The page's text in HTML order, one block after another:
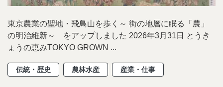
東京農業の聖地・飛鳥山を歩く～ 街の地層に眠る「農」
の明治維新～ をアップしました 2026年3月31日 とうき
ょうの恵みTOKYO GROWN ...
伝統・歴史 農林水産 産業・仕事